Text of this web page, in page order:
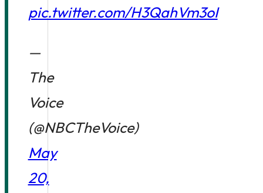
pic.twitter.com/H3QahVm3oI
—
The
Voice
(@NBCTheVoice)
May
20,